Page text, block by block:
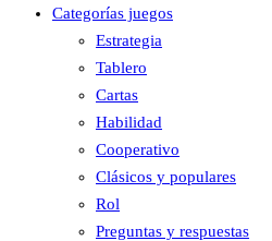
Categorías juegos
Estrategia
Tablero
Cartas
Habilidad
Cooperativo
Clásicos y populares
Rol
Preguntas y respuestas